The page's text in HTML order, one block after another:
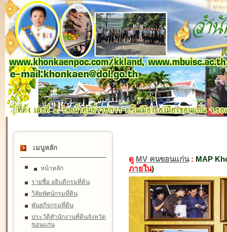
เมนูหลัก
หน้าหลัก
รายชื่อ อธิบดีกรมที่ดิน
วิสัยทัศน์กรมที่ดิน
พันธกิจกรมที่ดิน
ประวัติสำนักงานที่ดินจังหวัด
ขอนแก่น
ดู MV คนขอนแก่น: MAP
ภายใน)